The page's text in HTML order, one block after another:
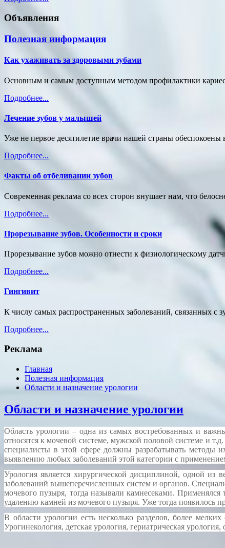
Объявления
Полезная информация
Как ухаживать за здоровыми зубами
Основным и самым доступным методом профилактики
Подробнее...
Лечение зубов у малышей
Уже не первое десятилетие врачи нашей страны
Подробнее...
Факты об отбеливании зубов
Современная реклама со всех сторон внушает нам, что
Подробнее...
Прорезывание зубов. Особенности и сроки
Прорезывание зубов можно отнести к физиологическому
Подробнее...
Гингивит
К числу самых распространенных заболеваний, связанных с
Подробнее...
Реклама
Главная
Полезная информация
Области и назначение урологии
Области и назначение урологии
Область урологии – одна из самых востребованных и
относятся к мочевой системе, мужской половой системе и
специалисты в этой сфере должны разрабатывать методы
выявлению любых заболеваний этой категории с
Урология является хирургической дисциплиной, одной из
заболеваний вышеперечисленных систем и органов.
мочевого пузыря, тогда называли камнесеками.
удалению камней из мочевого пузыря. Уже тогда появилось
В области урологии есть несколько разделов, более
Урогинекология, детская урология, гериатрическая